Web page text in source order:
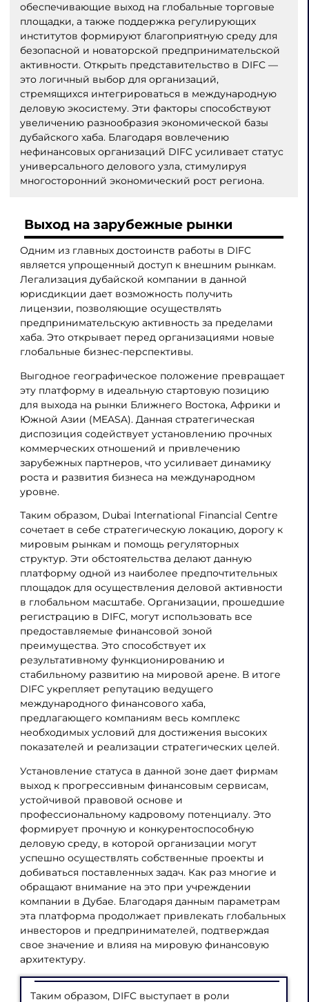
обеспечивающие выход на глобальные торговые
площадки, а также поддержка регулирующих
институтов формируют благоприятную среду для
безопасной и новаторской предпринимательской
активности. Открыть представительство в DIFC —
это логичный выбор для организаций,
стремящихся интегрироваться в международную
деловую экосистему. Эти факторы способствуют
увеличению разнообразия экономической базы
дубайского хаба. Благодаря вовлечению
нефинансовых организаций DIFC усиливает статус
универсального делового узла, стимулируя
многосторонний экономический рост региона.
Выход на зарубежные рынки
Одним из главных достоинств работы в DIFC
является упрощенный доступ к внешним рынкам.
Легализация дубайской компании в данной
юрисдикции дает возможность получить
лицензии, позволяющие осуществлять
предпринимательскую активность за пределами
хаба. Это открывает перед организациями новые
глобальные бизнес-перспективы.
Выгодное географическое положение превращает
эту платформу в идеальную стартовую позицию
для выхода на рынки Ближнего Востока, Африки и
Южной Азии (MEASA). Данная стратегическая
диспозиция содействует установлению прочных
коммерческих отношений и привлечению
зарубежных партнеров, что усиливает динамику
роста и развития бизнеса на международном
уровне.
Таким образом, Dubai International Financial Centre
сочетает в себе стратегическую локацию, дорогу к
мировым рынкам и помощь регуляторных
структур. Эти обстоятельства делают данную
платформу одной из наиболее предпочтительных
площадок для осуществления деловой активности
в глобальном масштабе. Организации, прошедшие
регистрацию в DIFC, могут использовать все
предоставляемые финансовой зоной
преимущества. Это способствует их
результативному функционированию и
стабильному развитию на мировой арене. В итоге
DIFC укрепляет репутацию ведущего
международного финансового хаба,
предлагающего компаниям весь комплекс
необходимых условий для достижения высоких
показателей и реализации стратегических целей.
Установление статуса в данной зоне дает фирмам
выход к прогрессивным финансовым сервисам,
устойчивой правовой основе и
профессиональному кадровому потенциалу. Это
формирует прочную и конкурентоспособную
деловую среду, в которой организации могут
успешно осуществлять собственные проекты и
добиваться поставленных задач. Как раз многие и
обращают внимание на это при учреждении
компании в Дубае. Благодаря данным параметрам
эта платформа продолжает привлекать глобальных
инвесторов и предпринимателей, подтверждая
свое значение и влияя на мировую финансовую
архитектуру.
Таким образом, DIFC выступает в роли